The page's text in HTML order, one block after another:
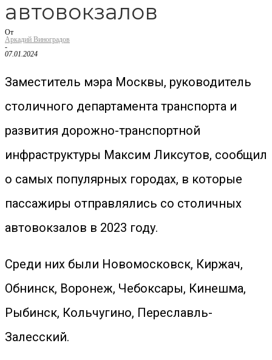
автовокзалов
От
Аркадий Виноградов
-
07.01.2024
Заместитель мэра Москвы, руководитель
столичного департамента транспорта и
развития дорожно-транспортной
инфраструктуры Максим Ликсутов, сообщил
о самых популярных городах, в которые
пассажиры отправлялись со столичных
автовокзалов в 2023 году.
Среди них были Новомосковск, Киржач,
Обнинск, Воронеж, Чебоксары, Кинешма,
Рыбинск, Кольчугино, Переславль-
Залесский.